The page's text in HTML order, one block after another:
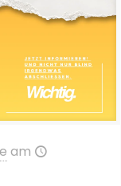
am